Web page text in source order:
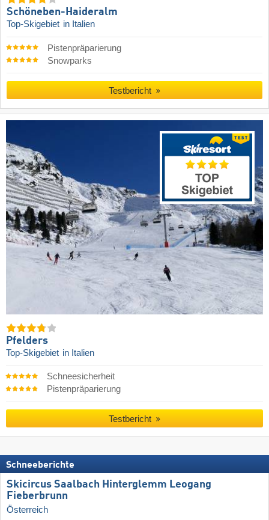
Schöneben-Haideralm
Top-Skigebiet in Italien
Pistenpräparierung
Snowparks
Testbericht
Pfelders
Top-Skigebiet in Italien
Schneesicherheit
Pistenpräparierung
Testbericht
Schneeberichte
Skicircus Saalbach Hinterglemm Leogang
Fieberbrunn
Österreich